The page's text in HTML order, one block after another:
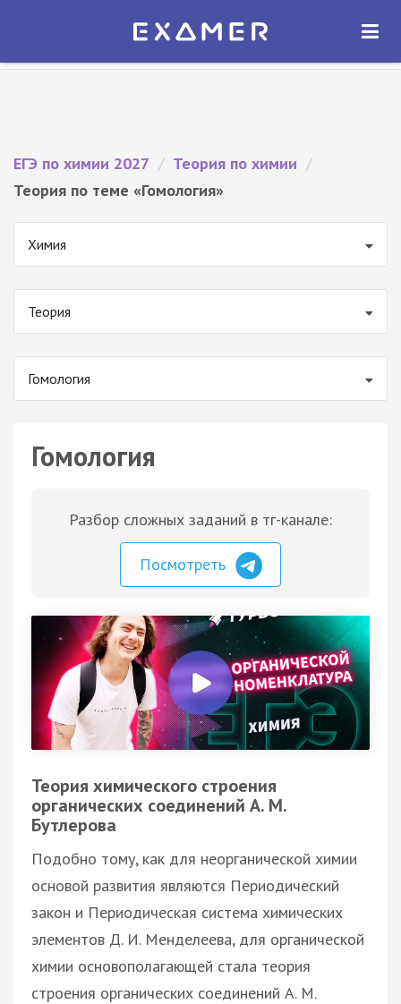
Экзамер — ЕГЭ 2027
ОТКРЫТЬ
ЕГЭ по химии 2027 / Теория по химии /
Теория по теме «Гомология»
Химия
Теория
Гомология
Гомология
Разбор сложных заданий в тг-канале:
Посмотреть
Теория химического строения
органических соединений А. М.
Бутлерова
Подобно тому, как для неорганической химии
основой развития являются Периодический
закон и Периодическая система химических
элементов Д. И. Менделеева, для органической
химии основополагающей стала теория
строения органических соединений А. М.